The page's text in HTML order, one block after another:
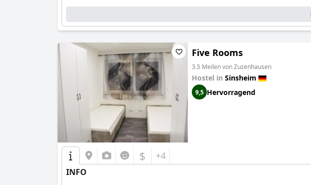
Five Rooms
3.5 Meilen von Zuzenhausen
Hostel in Sinsheim
9,5 Hervorragend
$ +4
INFO